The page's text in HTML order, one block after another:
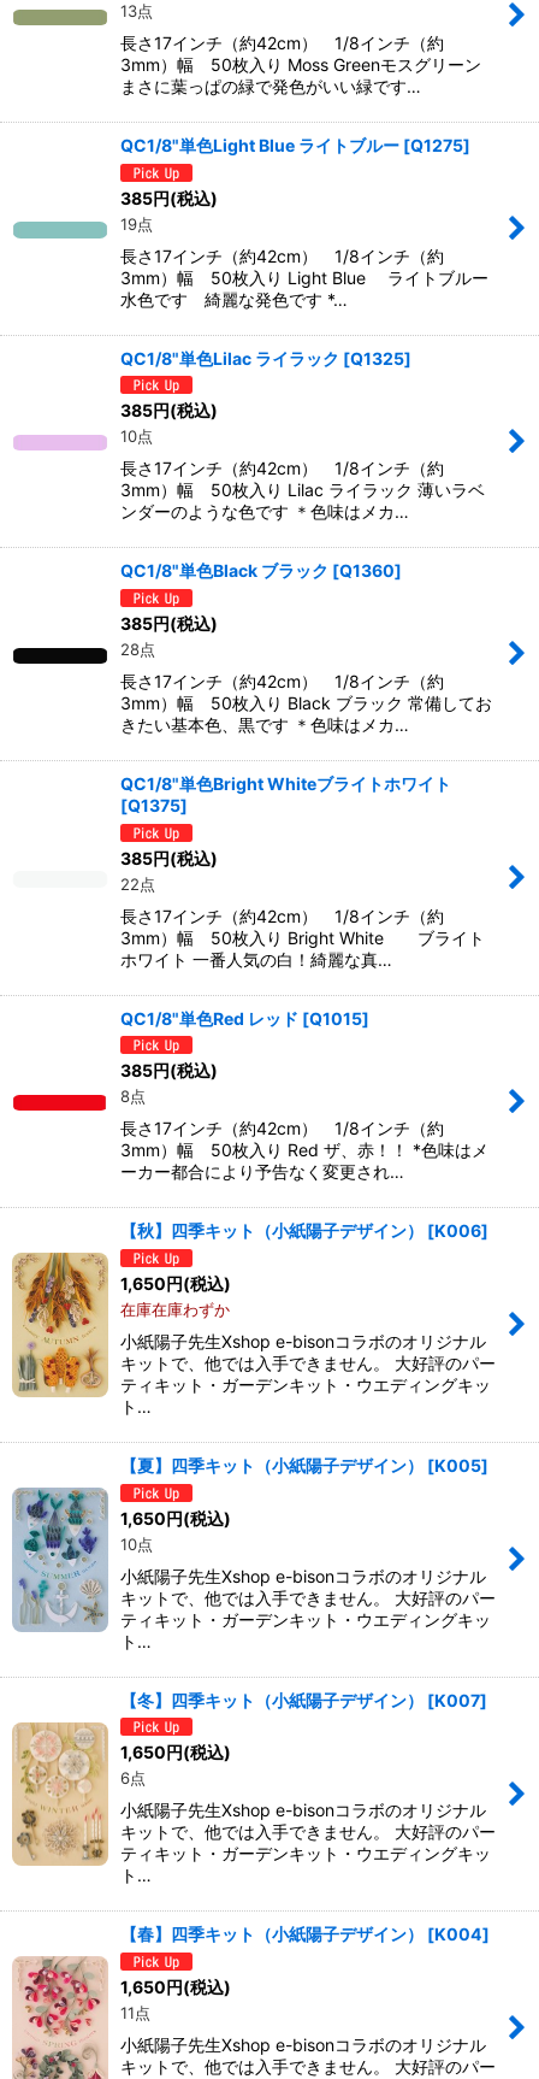
13点
長さ17インチ（約42cm） 1/8インチ（約
3mm）幅 50枚入り Moss Greenモスグリーン
まさに葉っぱの緑で発色がいい緑です…
QC1/8"単色Light Blue ライトブルー [Q1275]
385円(税込)
19点
長さ17インチ（約42cm） 1/8インチ（約
3mm）幅 50枚入り Light Blue ライトブルー
水色です 綺麗な発色です *…
QC1/8"単色Lilac ライラック [Q1325]
385円(税込)
10点
長さ17インチ（約42cm） 1/8インチ（約
3mm）幅 50枚入り Lilac ライラック 薄いラベ
ンダーのような色です ＊色味はメカ…
QC1/8"単色Black ブラック [Q1360]
385円(税込)
28点
長さ17インチ（約42cm） 1/8インチ（約
3mm）幅 50枚入り Black ブラック 常備してお
きたい基本色、黒です ＊色味はメカ…
QC1/8"単色Bright Whiteブライトホワイト
[Q1375]
385円(税込)
22点
長さ17インチ（約42cm） 1/8インチ（約
3mm）幅 50枚入り Bright White ブライト
ホワイト 一番人気の白！綺麗な真…
QC1/8"単色Red レッド [Q1015]
385円(税込)
8点
長さ17インチ（約42cm） 1/8インチ（約
3mm）幅 50枚入り Red ザ、赤！！ *色味はメ
ーカー都合により予告なく変更され…
【秋】四季キット（小紙陽子デザイン） [K006]
1,650円(税込)
在庫在庫わずか
小紙陽子先生Xshop e-bisonコラボのオリジナル
キットで、他では入手できません。 大好評のパー
ティキット・ガーデンキット・ウエディングキッ
ト…
【夏】四季キット（小紙陽子デザイン） [K005]
1,650円(税込)
10点
小紙陽子先生Xshop e-bisonコラボのオリジナル
キットで、他では入手できません。 大好評のパー
ティキット・ガーデンキット・ウエディングキッ
ト…
【冬】四季キット（小紙陽子デザイン） [K007]
1,650円(税込)
6点
小紙陽子先生Xshop e-bisonコラボのオリジナル
キットで、他では入手できません。 大好評のパー
ティキット・ガーデンキット・ウエディングキッ
ト…
【春】四季キット（小紙陽子デザイン） [K004]
1,650円(税込)
11点
小紙陽子先生Xshop e-bisonコラボのオリジナル
キットで、他では入手できません。 大好評のパー